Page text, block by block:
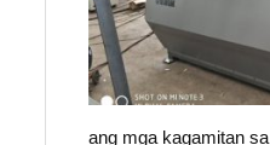
ang mga kagamitan